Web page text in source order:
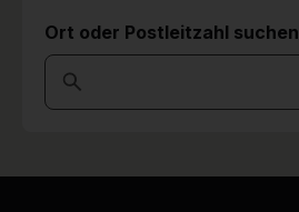
Ort oder Postleitzahl suchen